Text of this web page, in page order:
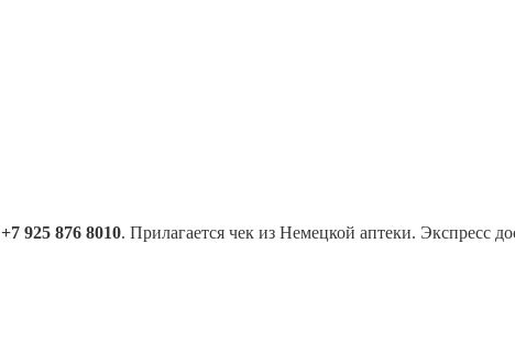
+7 925 876 8010. Прилагается чек из Немецкой аптеки. Экспресс